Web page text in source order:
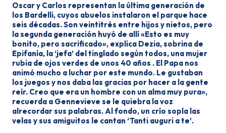
Oscar y Carlos representan la últi­ma generación de
los Bardelli, cuyos abuelos instalaron el parque hace
seis décadas. Son veintitrés entre hijos y nietos, pero
la segunda generación huyó de allí «Esto es muy
bonito, pero sacrificado», explica Dezia, sobrina de
Epifanía, la ‘jefa’ del tinglado se­gún todos, una mujer
rubia de ojos verdes de unos 40 años . El Papa nos
animó mucho a luchar por este mundo. Le gustaban
los juegos y nos daba las gracias por hacer a la gente
reír. Creo que era un hombre con un alma muy pura»,
recuerda a Gennevieve se le quiebra la voz
alrecordar sus palabras. Al fondo, un crío sopla las
velas y sus amiguitos le can­tan ‘Tanti auguri a te’.